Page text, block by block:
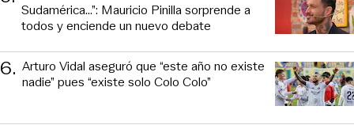
Sudamérica…”: Mauricio Pinilla sorprende a
todos y enciende un nuevo debate
6. Arturo Vidal aseguró que “este año no existe
nadie” pues “existe solo Colo Colo”